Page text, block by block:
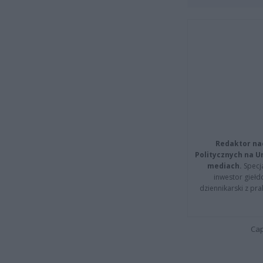
Redaktor
Politycznych na
mediach.
inwestor
dziennikarski z